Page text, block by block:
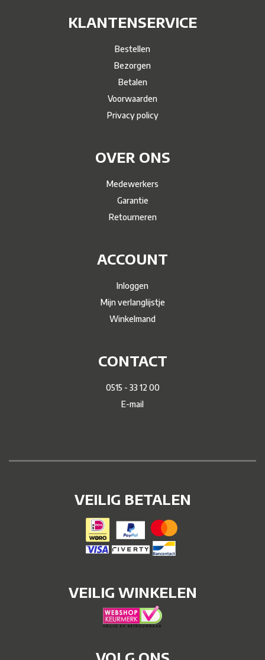
KLANTENSERVICE
Bestellen
Bezorgen
Betalen
Voorwaarden
Privacy policy
OVER ONS
Medewerkers
Garantie
Retourneren
ACCOUNT
Inloggen
Mijn verlanglijstje
Winkelmand
CONTACT
0515 - 33 12 00
E-mail
VEILIG BETALEN
VEILIG WINKELEN